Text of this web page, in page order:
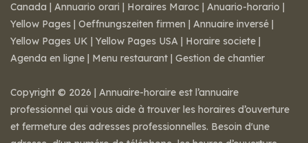
Canada | Annuario orari | Horaires Maroc | Anuario-horario |
Yellow Pages | Oeffnungszeiten firmen | Annuaire inversé |
Yellow Pages UK | Yellow Pages USA | Horaire societe |
Agenda en ligne | Menu restaurant | Gestion de chantier
Copyright © 2026 | Annuaire-horaire est l’annuaire
professionnel qui vous aide à trouver les horaires d’ouverture
et fermeture des adresses professionnelles. Besoin d'une